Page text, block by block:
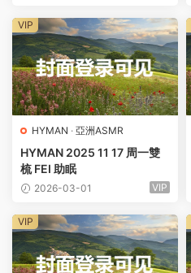
HYMAN · 亞洲ASMR
HYMAN 2025 11 17 周一雙
梳 FEI 助眠
2026-03-01 VIP
VIP
VIP